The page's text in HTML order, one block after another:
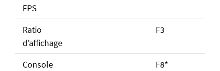
FPS
Ratio
d’affichage
F3
Console
F8*